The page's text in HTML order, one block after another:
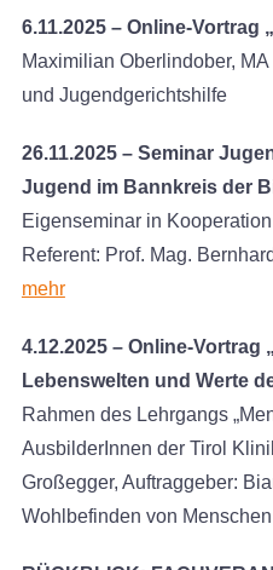
6.11.2025 – Online-Vortrag
Maximilian Oberlindober,
und Jugendgerichtshilfe
26.11.2025 – Seminar
Jugend im Bannkreis der
Eigenseminar in
Referent: Prof. Mag.
mehr
4.12.2025 – Online-Vortrag
Lebenswelten und Werte
Rahmen des Lehrgangs
AusbilderInnen der Tirol
Großegger, Auftraggeber:
Wohlbefinden von